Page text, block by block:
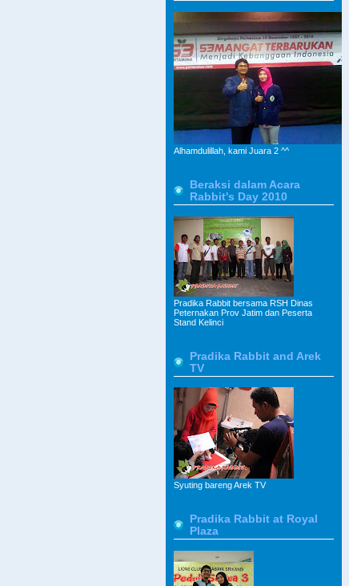
Alhamdulillah, kami Juara 2 ^^
Beraksi dalam Acara
Rabbit's Day 2010
Pradika Rabbit bersama RSH Dinas
Peternakan Prov Jatim dan Peserta
Stand Kelinci
Pradika Rabbit and Arek
TV
Syuting bareng Arek TV
Pradika Rabbit at Royal
Plaza